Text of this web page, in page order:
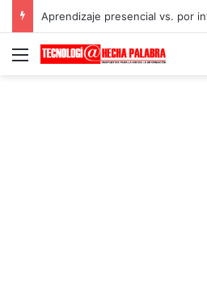
Aprendizaje presencial vs. por
Menú